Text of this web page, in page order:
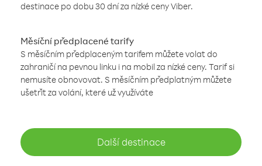
destinace po dobu 30 dní za nízké ceny Viber.
Měsíční předplacené tarify
S měsíčním předplaceným tarifem můžete volat do
zahraničí na pevnou linku i na mobil za nízké ceny. Tarif si
nemusíte obnovovat. S měsíčním předplatným můžete
ušetřit za volání, které už využíváte
Další destinace